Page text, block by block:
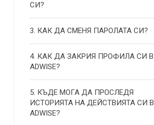
СИ?
3. КАК ДА СМЕНЯ ПАРОЛАТА СИ?
4. КАК ДА ЗАКРИЯ ПРОФИЛА СИ В
ADWISE?
5. КЪДЕ МОГА ДА ПРОСЛЕДЯ
ИСТОРИЯТА НА ДЕЙСТВИЯТА СИ В
ADWISE?